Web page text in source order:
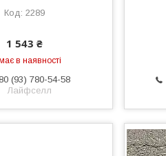
2289
1 543 ₴
в наявності
(93) 780-54-58
Лайфселл